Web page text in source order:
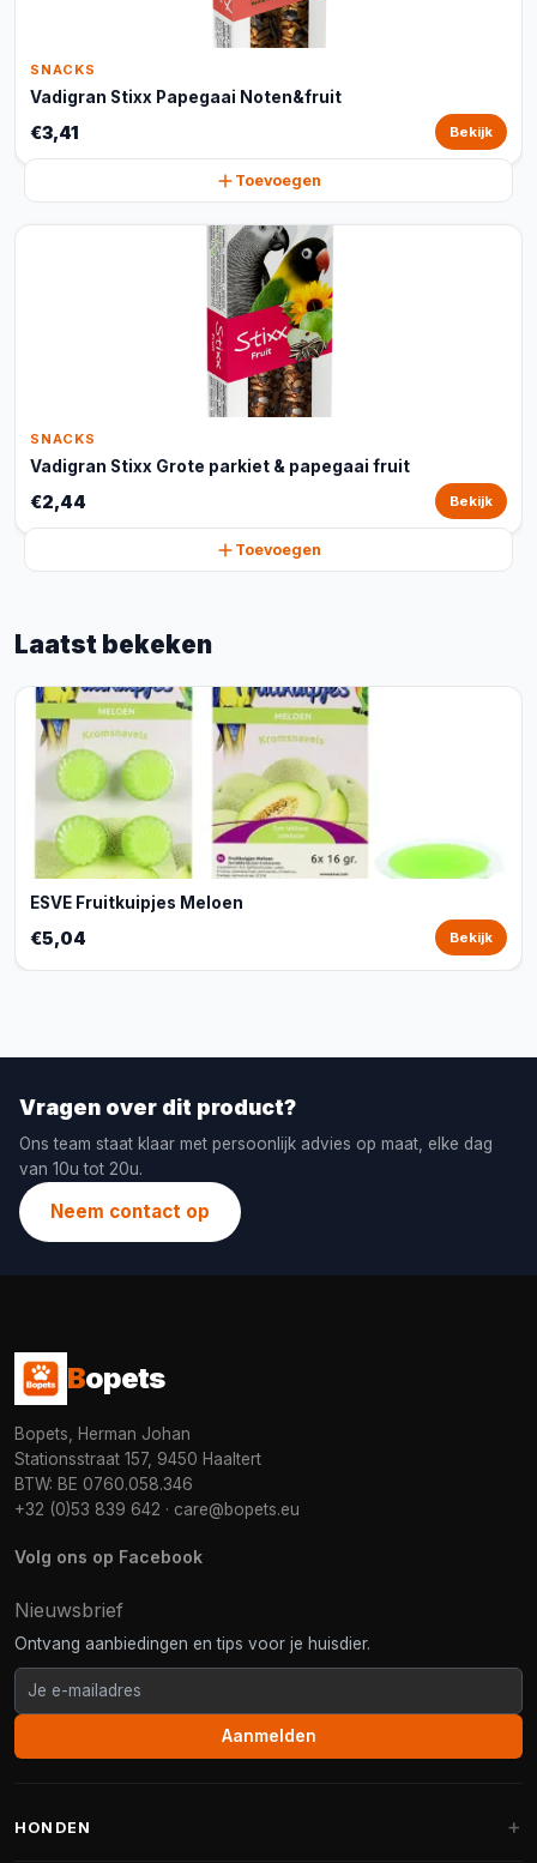
SNACKS
Vadigran Stixx Papegaai Noten&fruit
€3,41 Bekijk
Toevoegen
SNACKS
Vadigran Stixx Grote parkiet & papegaai fruit
€2,44 Bekijk
Toevoegen
Laatst bekeken
ESVE Fruitkuipjes Meloen
€5,04 Bekijk
Vragen over dit product?
Ons team staat klaar met persoonlijk advies op maat, elke dag
van 10u tot 20u.
Neem contact op
Bopets
Bopets, Herman Johan
Stationsstraat 157, 9450 Haaltert
BTW: BE 0760.058.346
+32 (0)53 839 642 · care@bopets.eu
Volg ons op Facebook
Nieuwsbrief
Ontvang aanbiedingen en tips voor je huisdier.
Aanmelden
HONDEN